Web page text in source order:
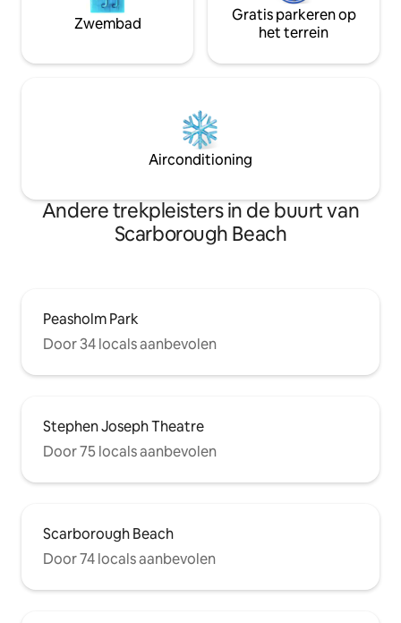
Zwembad
Gratis parkeren op
het terrein
Airconditioning
Andere trekpleisters in de buurt van
Scarborough Beach
Peasholm Park
Door 34 locals aanbevolen
Stephen Joseph Theatre
Door 75 locals aanbevolen
Scarborough Beach
Door 74 locals aanbevolen